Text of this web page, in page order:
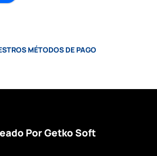
MÉTODOS DE PAGO
Por Getko Soft